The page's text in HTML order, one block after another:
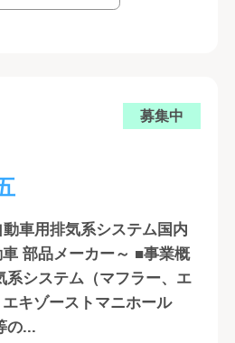
募集中
車用排気系システム国内
部品メーカー～ ■事業概
系システム（マフラー、エ
キゾーストマニホール
の...